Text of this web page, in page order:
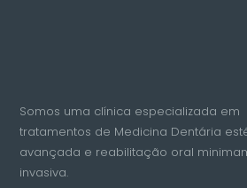
Somos uma clínica especializada em
tratamentos de Medicina Dentária
avançada e reabilitação oral
invasiva.